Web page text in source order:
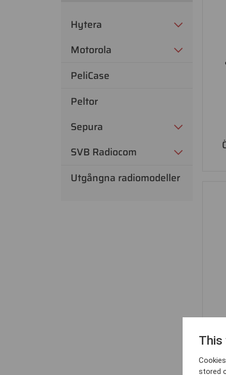
Hytera
Motorola
PeliCase
Peltor
Sepura
SVB Radiocom
Utgångna radiomodeller
This
stored